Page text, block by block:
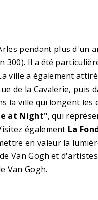
pendant plus d'un
300). Il a été
ville a également
de la Cavalerie, puis
la ville qui longent les
at Night", qui
également La
en valeur la
Van Gogh et
Van Gogh.